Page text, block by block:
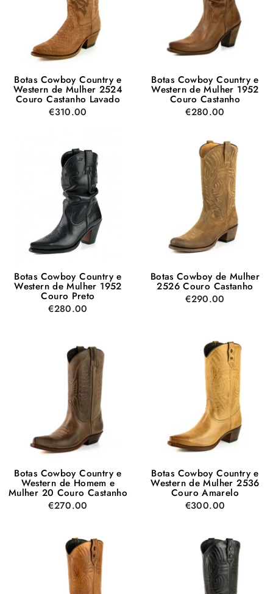
Botas Cowboy Country e
Western de Mulher 2524
Couro Castanho Lavado
€310.00
Botas Cowboy Country e
Western de Mulher 1952
Couro Castanho
€280.00
Botas Cowboy Country e
Western de Mulher 1952
Couro Preto
€280.00
Botas Cowboy de Mulher
2526 Couro Castanho
€290.00
Botas Cowboy Country e
Western de Homem e
Mulher 20 Couro Castanho
€270.00
Botas Cowboy Country e
Western de Mulher 2536
Couro Amarelo
€300.00